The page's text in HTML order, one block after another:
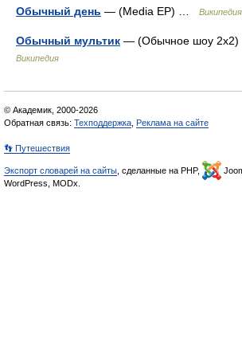
Обычный день — (Media EP) … Википедия
Обычный мультик — (Обычное шоу 2х2)
Википедия
© Академик, 2000-2026
Обратная связь: Техподдержка Реклама на сайте
👣 Путешествия
Экспорт словарей на сайты , сделанные на PHP,
WordPress, MODx.